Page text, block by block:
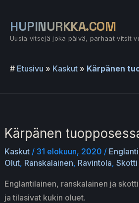
sisältöön
HUPINURKKA.COM
Uusia vitsejä joka päivä, parhaat vitsit
# Etusivu » Kaskut » Kärpänen
Kärpänen
Kaskut/ 31 elokuun, 2020 /
Olut, Ranskalainen, Ravintola, Skotti
Englantilainen, ranskalainen ja
ja tilasivat kukin oluet.